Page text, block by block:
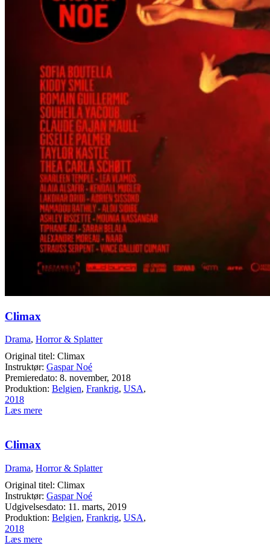
Climax
Drama, Horror & Splatter
Original titel: Climax
Instruktør: Gaspar Noé
Premieredato: 8. november, 2018
Produktion: Belgien, Frankrig, USA,
2018
Læs mere
Climax
Drama, Horror & Splatter
Original titel: Climax
Instruktør: Gaspar Noé
Udgivelsesdato: 11. marts, 2019
Produktion: Belgien, Frankrig, USA,
2018
Læs mere